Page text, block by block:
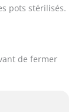
pots stérilisés.
de fermer